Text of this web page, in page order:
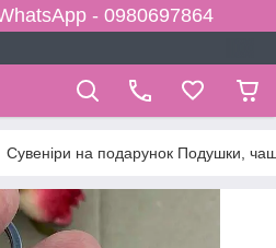
- 0980697864
Сувеніри на подарунок Подушки,